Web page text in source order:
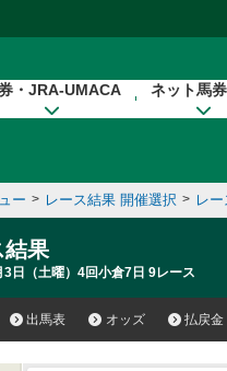
・JRA-UMACA ネット馬
ー > レース結果 開催選択 > レ
結果
日（土曜）4回小倉7日 9レース
出馬表 オッズ 払戻金